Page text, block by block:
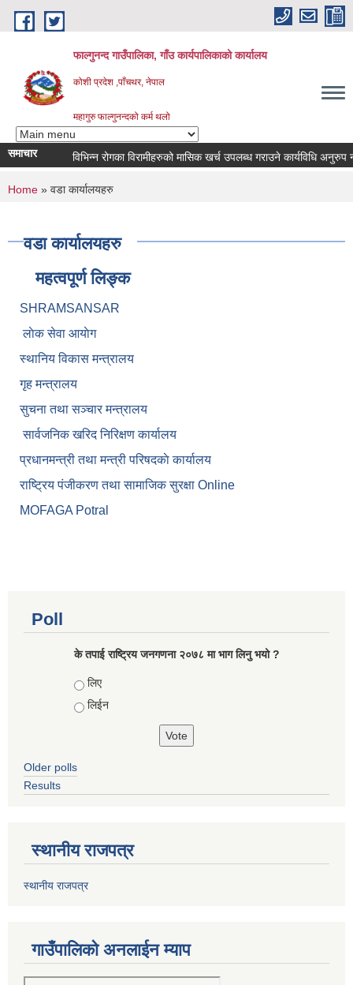
Skip to main content
फाल्गुनन्द गाउँपालिका, गाँउ कार्यपालिकाको कार्यालय
कोशी प्रदेश ,पाँचथर, नेपाल
महागुरु फाल्गुनन्दको कर्म थलो
समाचार विभिन्न रोगका विरामीहरुको मासिक खर्च उपलब्ध गराउने कार्यविधि अनुरुप
You are here
Home » वडा कार्यालयहरु
वडा कार्यालयहरु
महत्वपूर्ण लिङ्क
SHRAMSANSAR
लाेक सेवा आयाेग
स्थानिय विकास मन्त्रालय
गृह मन्त्रालय
सुचना तथा सञ्चार मन्त्रालय
सार्वजनिक खरिद निरिक्षण कार्यालय
प्रधानमन्त्री तथा मन्त्री परिषदकाे कार्यालय
राष्ट्रिय पंजीकरण तथा सामाजिक सुरक्षा Online
MOFAGA Potral
Poll
के तपाई राष्ट्रिय जनगणना २०७८ मा भाग लिनु भयो ?
Choices
लिए
लिईन
Older polls
Results
स्थानीय राजपत्र
स्थानीय राजपत्र
गाउँपालिको अनलाईन म्याप